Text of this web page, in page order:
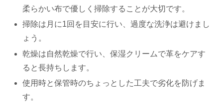
柔らかい布で優しく掃除することが大切です。
掃除は月に1回を目安に行い、過度な洗浄は避けまし
ょう。
乾燥は自然乾燥で行い、保湿クリームで革をケアす
ると長持ちします。
使用時と保管時のちょっとした工夫で劣化を防げま
す。